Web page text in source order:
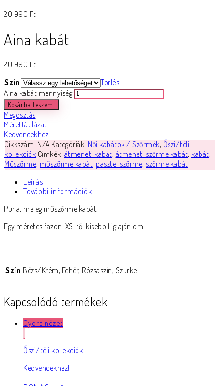
20 990 Ft
Aina kabát
20 990 Ft
Szín
Törlés
Aina kabát mennyiség
Kosárba teszem
Megosztás
Mérettáblázat
Kedvencekhez!
Cikkszám: N/A Kategóriák: Női kabátok / Szőrmék, Őszi/téli
kollekciók Címkék: átmeneti kabát, átmeneti szőrme kabát, kabát,
Műszőrme, műszőrme kabát, pasztel szőrme, szőrme kabát
Leírás
További információk
Puha, meleg műszőrme kabát.
Egy méretes fazon. XS-től kisebb Lig ajánlom.
Szín Bézs/Krém, Fehér, Rózsaszín, Szürke
Kapcsolódó termékek
Gyors nézet
Őszi/téli kollekciók
Kedvencekhez!